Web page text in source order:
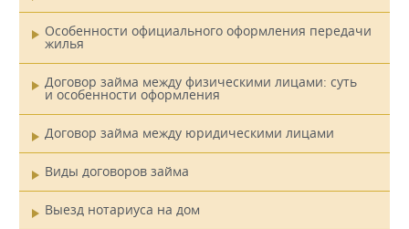
Особенности официального оформления передачи
жилья
Договор займа между физическими лицами: суть
и особенности оформления
Договор займа между юридическими лицами
Виды договоров займа
Выезд нотариуса на дом